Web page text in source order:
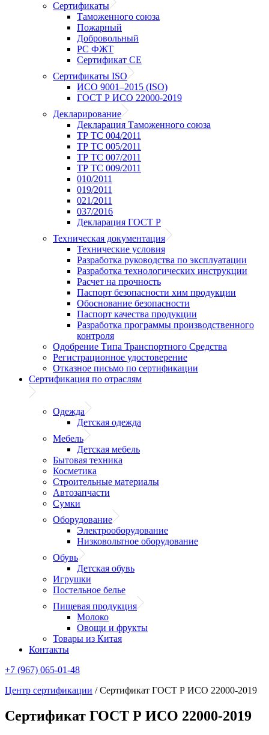
Сертификаты
Таможенного союза
Пожарный
Добровольный
РС ФЖТ
Сертификат CE
Сертификаты ISO
ИСО 9001–2015 (ISO)
ГОСТ Р ИСО 22000-2019
Декларирование
Декларация Таможенного союза
ТР ТС 004/2011
ТР ТС 005/2011
ТР ТС 007/2011
ТР ТС 009/2011
010/2011
019/2011
021/2011
037/2016
Декларация ГОСТ Р
Техническая документация
Технические условия
Разработка руководства по эксплуатации
Разработка технологических инструкции
Расчет на прочность
Паспорт безопасности хим продукции
Обоснование безопасности
Паспорт качества продукции
Разработка программы производственного
контроля
Одобрение Типа Транспортного Средства
Регистрационное удостоверение
Отказное письмо по сертификации
Сертификация по отраслям
Одежда
Детская одежда
Мебель
Детская мебель
Бытовая техника
Косметика
Строительные материалы
Автозапчасти
Сумки
Оборудование
Электрооборудование
Низковольтное оборудование
Обувь
Детская обувь
Игрушки
Постельное белье
Пищевая продукция
Молоко
Овощи и фрукты
Товары из Китая
Контакты
+7 (967) 065-01-48
Центр сертификации /Сертификат ГОСТ Р ИСО 22000-2019
Сертификат ГОСТ Р ИСО 22000-2019